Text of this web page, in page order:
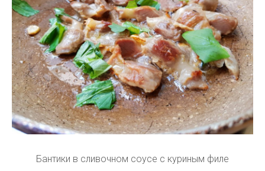
Бантики в сливочном соусе с куриным филе